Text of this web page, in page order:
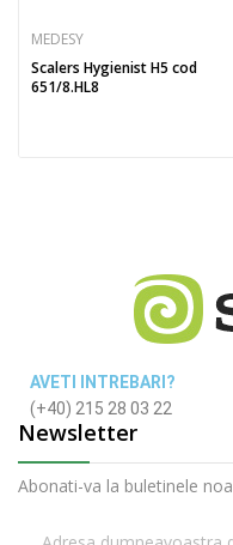
MEDESY
Scalers Hygienist H5 cod
651/8.HL8
AVETI INTREBARI?
(+40) 215 28 03 22
Newsletter
Abonati-va la buletinele